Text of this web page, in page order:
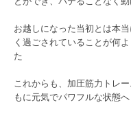
お越しになった当初とは本
く過ごされていることが何
た
これからも、加圧筋力トレ
もに元気でパワフルな状態